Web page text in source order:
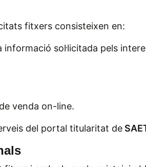
fitxers consisteixen en:
sol·licitada pels
venda on-line.
del portal titularitat de